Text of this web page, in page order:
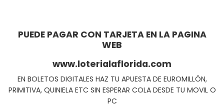
PUEDE PAGAR CON TARJETA EN LA PAGINA
WEB
www.loterialaflorida.com
EN BOLETOS DIGITALES HAZ TU APUESTA DE EUROMILLÓN,
PRIMITIVA, QUINIELA ETC SIN ESPERAR COLA DESDE TU MOVIL O
PC